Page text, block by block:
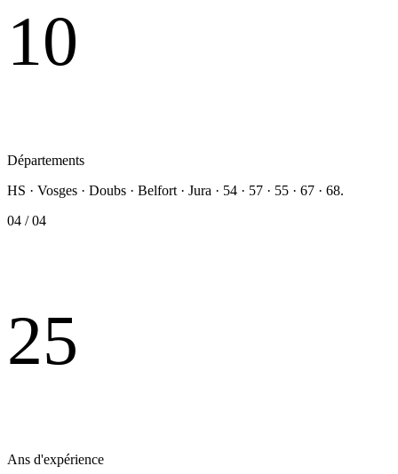
10
Départements
HS · Vosges · Doubs · Belfort · Jura · 54 · 57 · 55 · 67 · 68.
04 / 04
25
Ans d'expérience